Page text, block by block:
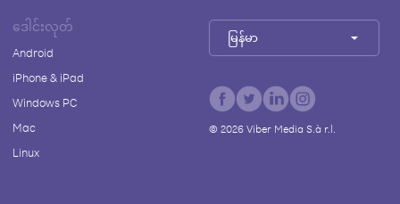
ဒေါင်းလုတ်
Android
iPhone & iPad
Windows PC
Mac
Linux
မြန်မာ
© 2026Viber Media S.à r.l.